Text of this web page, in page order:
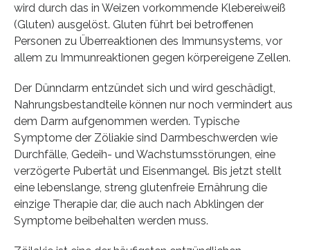
wird durch das in Weizen vorkommende Klebereiweiß
(Gluten) ausgelöst. Gluten führt bei betroffenen
Personen zu Überreaktionen des Immunsystems, vor
allem zu Immunreaktionen gegen körpereigene Zellen.
Der Dünndarm entzündet sich und wird geschädigt,
Nahrungsbestandteile können nur noch vermindert aus
dem Darm aufgenommen werden. Typische
Symptome der Zöliakie sind Darmbeschwerden wie
Durchfälle, Gedeih- und Wachstumsstörungen, eine
verzögerte Pubertät und Eisenmangel. Bis jetzt stellt
eine lebenslange, streng glutenfreie Ernährung die
einzige Therapie dar, die auch nach Abklingen der
Symptome beibehalten werden muss.